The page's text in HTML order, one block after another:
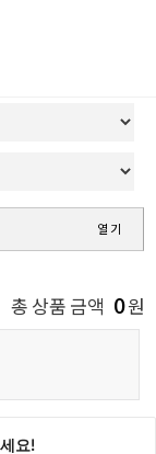
열기
총 상품 금액 0원